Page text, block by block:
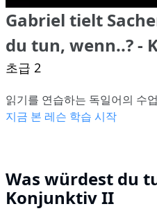
Gabriel tielt
du tun, wenn..? -
초급 2
읽기를 연습하는 독일어의 수업
지금 본 레슨 학습 시작
Was würdest du
Konjunktiv II